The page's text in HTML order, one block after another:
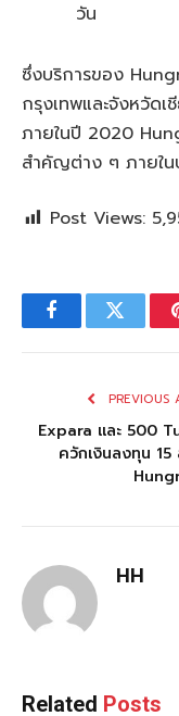
วัน
ซึ่งบริการของ
กรุงเทพและจังหวัด
ภายในปี 2020
สำคัญต่าง ๆ ภายใน
Post Views:
FacebookTwitter
PREVIOUS
Expara และ 500
ควักเงินลงทุน
HH
Related Posts